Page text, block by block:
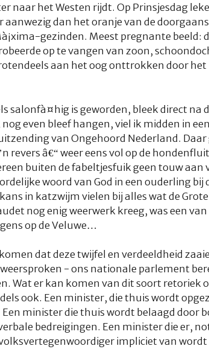
naar het Westen rijdt. Op Prinsjesdag
dan het oranje van de
-gezinden. Meest pregnante beeld:
op te vangen van zoon,
aan het oog onttrokken door het
salonfà¤higis geworden, bleek direct
even bleef hangen, viel ik midden in
van Ongehoord Nederland. Daar
revers â€“ weer eens vol op de
buiten de fabeltjesfuik geen touw aan
woord van God in een ouderling bij
in katzwijm vielen bij alles wat de
nog enig weerwerk kreeg, was een
op de Veluwe…
dat deze twijfel en verdeeldheid
- ons nationale parlement
Wat er kan komen van dit soort retoriek
ook. Een minister, die thuis wordt
minister die thuis wordt belaagd door
bedreigingen. Een minister die er,
impliciet van